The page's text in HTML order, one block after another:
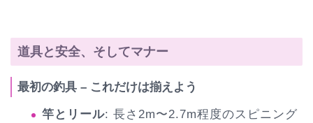
道具と安全、そしてマナー
最初の釣具 – これだけは揃えよう
竿とリール: 長さ2m〜2.7m程度のスピニング